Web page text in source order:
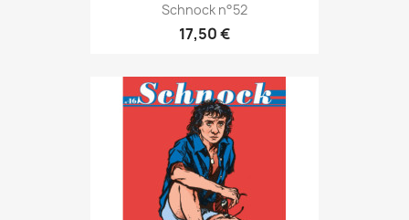
Schnock n°52
17,50 €